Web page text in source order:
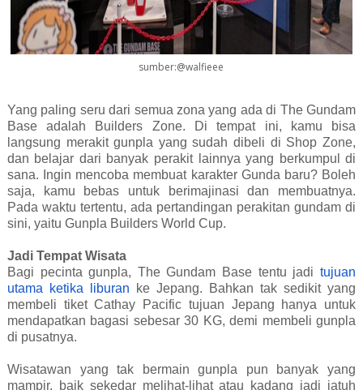
sumber:@walfieee
Yang paling seru dari semua zona yang ada di The Gundam
Base adalah Builders Zone. Di tempat ini, kamu bisa
langsung merakit gunpla yang sudah dibeli di Shop Zone,
dan belajar dari banyak perakit lainnya yang berkumpul di
sana. Ingin mencoba membuat karakter Gunda baru? Boleh
saja, kamu bebas untuk berimajinasi dan membuatnya.
Pada waktu tertentu, ada pertandingan perakitan gundam di
sini, yaitu Gunpla Builders World Cup.
Jadi Tempat Wisata
Bagi pecinta gunpla, The Gundam Base tentu jaditujuan
utama ketika liburan ke Jepang. Bahkan tak sedikit yang
membeli tiket Cathay Pacific tujuan Jepang hanya untuk
mendapatkan bagasi sebesar 30 KG, demi membeli gunpla
di pusatnya.
Wisatawan yang tak bermain gunpla pun banyak yang
mampir, baik sekedar melihat-lihat atau kadang jadi jatuh